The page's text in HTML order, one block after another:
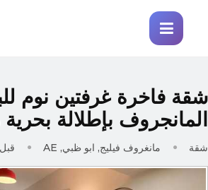
فاخرة غرفتين نوم
بإطلالة بحرية
مانغروف فيليج, ابو ظبي, AE قبل 1 شهر